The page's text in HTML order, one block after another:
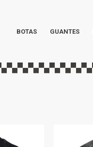
BOTAS GUANTES